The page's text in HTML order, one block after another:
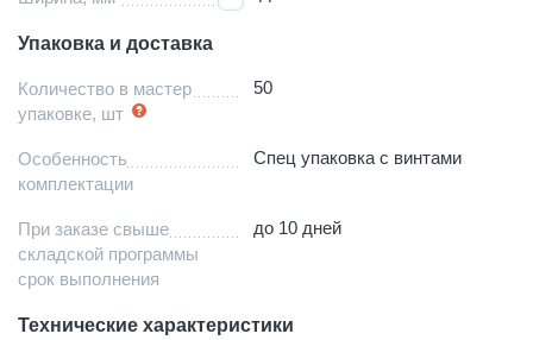
Упаковка и доставка
Количество в мастер
упаковке, шт
50
Особенность
комплектации
Спец упаковка с винтами
При заказе свыше
складской программы
срок выполнения
до 10 дней
Технические характеристики